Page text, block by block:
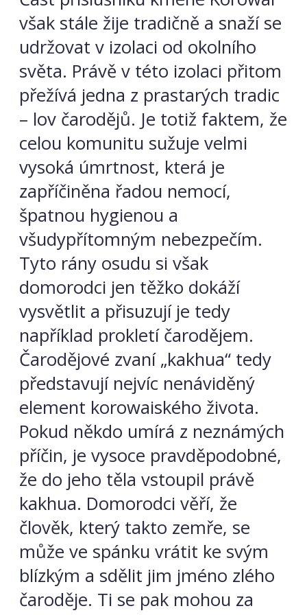
však stále žije tradičně a snaží se
udržovat v izolaci od okolního
světa. Právě v této izolaci přitom
přežívá jedna z prastarých tradic
– lov čarodějů. Je totiž faktem, že
celou komunitu sužuje velmi
vysoká úmrtnost, která je
zapříčiněna řadou nemocí,
špatnou hygienou a
všudypřítomným nebezpečím.
Tyto rány osudu si však
domorodci jen těžko dokáží
vysvětlit a přisuzují je tedy
například prokletí čarodějem.
Čarodějové zvaní „kakhua“ tedy
představují nejvíc nenáviděný
element korowaiského života.
Pokud někdo umírá z neznámých
příčin, je vysoce pravděpodobné,
že do jeho těla vstoupil právě
kakhua. Domorodci věří, že
člověk, který takto zemře, se
může ve spánku vrátit ke svým
blízkým a sdělit jim jméno zlého
čaroděje. Ti se pak mohou za